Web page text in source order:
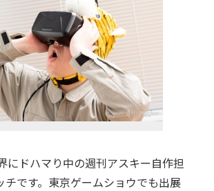
にドハマり中の週刊アスキー自作担
チです。東京ゲームショウでも出展